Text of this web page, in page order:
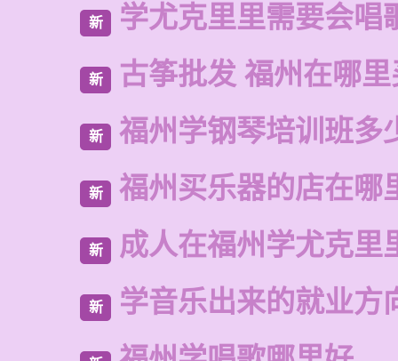
新 学尤克里里需要会唱
新 古筝批发 福州在哪
新 福州学钢琴培训班多
新 福州买乐器的店在哪
新 成人在福州学尤克里
新 学音乐出来的就业方